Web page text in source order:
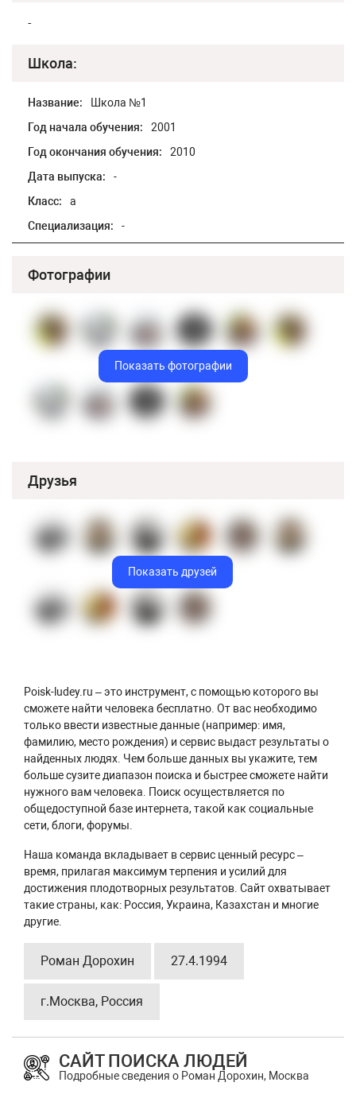
-
Школа:
Название:
Школа №1
Год начала обучения:
2001
Год окончания обучения:
2010
Дата выпуска:
-
Класс:
а
Специализация:
-
Фотографии
Показать фотографии
Друзья
Показать друзей
Poisk-ludey.ru – это инструмент, с помощью которого вы
сможете найти человека бесплатно. От вас необходимо
только ввести известные данные (например: имя,
фамилию, место рождения) и сервис выдаст результаты о
найденных людях. Чем больше данных вы укажите, тем
больше сузите диапазон поиска и быстрее сможете найти
нужного вам человека. Поиск осуществляется по
общедоступной базе интернета, такой как социальные
сети, блоги, форумы.
Наша команда вкладывает в сервис ценный ресурс –
время, прилагая максимум терпения и усилий для
достижения плодотворных результатов. Сайт охватывает
такие страны, как: Россия, Украина, Казахстан и многие
другие.
Роман Дорохин 27.4.1994
г.Москва, Россия
САЙТ ПОИСКА ЛЮДЕЙ
Подробные сведения о Роман Дорохин, Москва